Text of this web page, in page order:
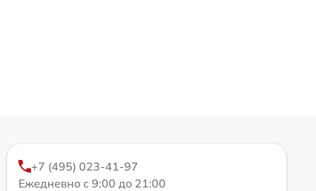
+7 (495) 023-41-97
Ежедневно с 9:00 до 21:00